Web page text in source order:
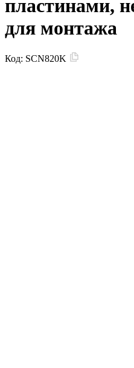
пластинами,
для монтажа
Код: SCN820K